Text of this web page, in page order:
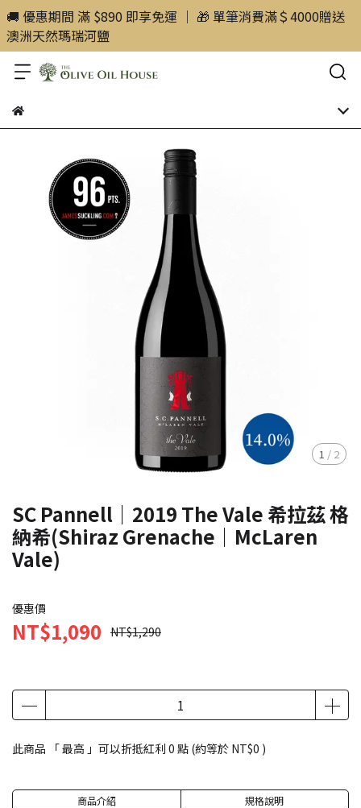
🚚 優惠期間 滿 $890 即享免運 ｜ 🎁 單筆消費滿＄4000贈送
澳洲天然瑪瑞河鹽
1 / 2
SC Pannell｜2019 The Vale 希拉茲 格
納希(Shiraz Grenache｜McLaren
Vale)
優惠價
NT$1,090 NT$1,290
此商品 「 最高 」可以折抵紅利 0 點 (約等於 NT$0 )
商品介紹 規格說明